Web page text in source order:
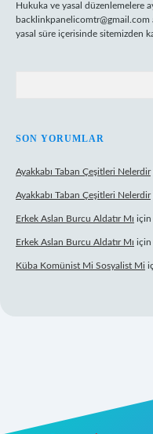
Hukuka ve yasal düzenlemelere
backlinkpanelicomtr@gmail.com
yasal süre içerisinde sitemizden
SON YORUMLAR
Ayakkabı Taban Çeşitleri Nelerdir
Ayakkabı Taban Çeşitleri Nelerdir
Erkek Aslan Burcu Aldatır Mı için
Erkek Aslan Burcu Aldatır Mı için
Küba Komünist Mi Sosyalist Mi